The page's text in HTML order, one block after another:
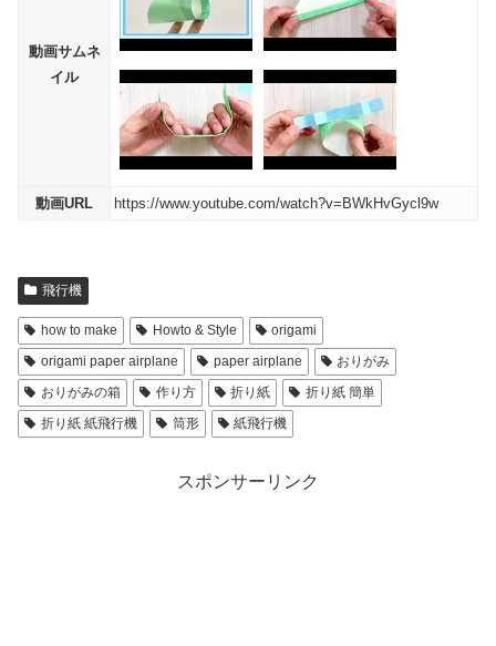
動画サムネ
イル
動画URL https://www.youtube.com/watch?v=BWkHvGycl9w
飛行機
how to make Howto & Style
origami
origami paper airplane
paper airplane
おりがみ
おりがみの箱
作り方 折り紙
折り紙 簡単
折り紙 紙飛行機
筒形 紙飛行機
スポンサーリンク